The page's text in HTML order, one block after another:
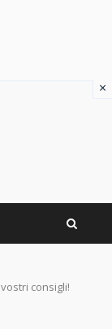
consigli!
×